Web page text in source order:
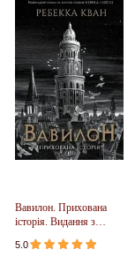
Вавилон. Прихована
історія. Видання з
ілюстрованим зрізом
(у)
5.0